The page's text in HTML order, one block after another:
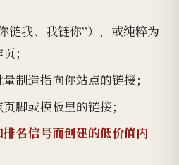
链我、我链你”），或纯粹为
；
制造指向你站点的链接；
脚或模板里的链接；
名信号而创建的低价值内